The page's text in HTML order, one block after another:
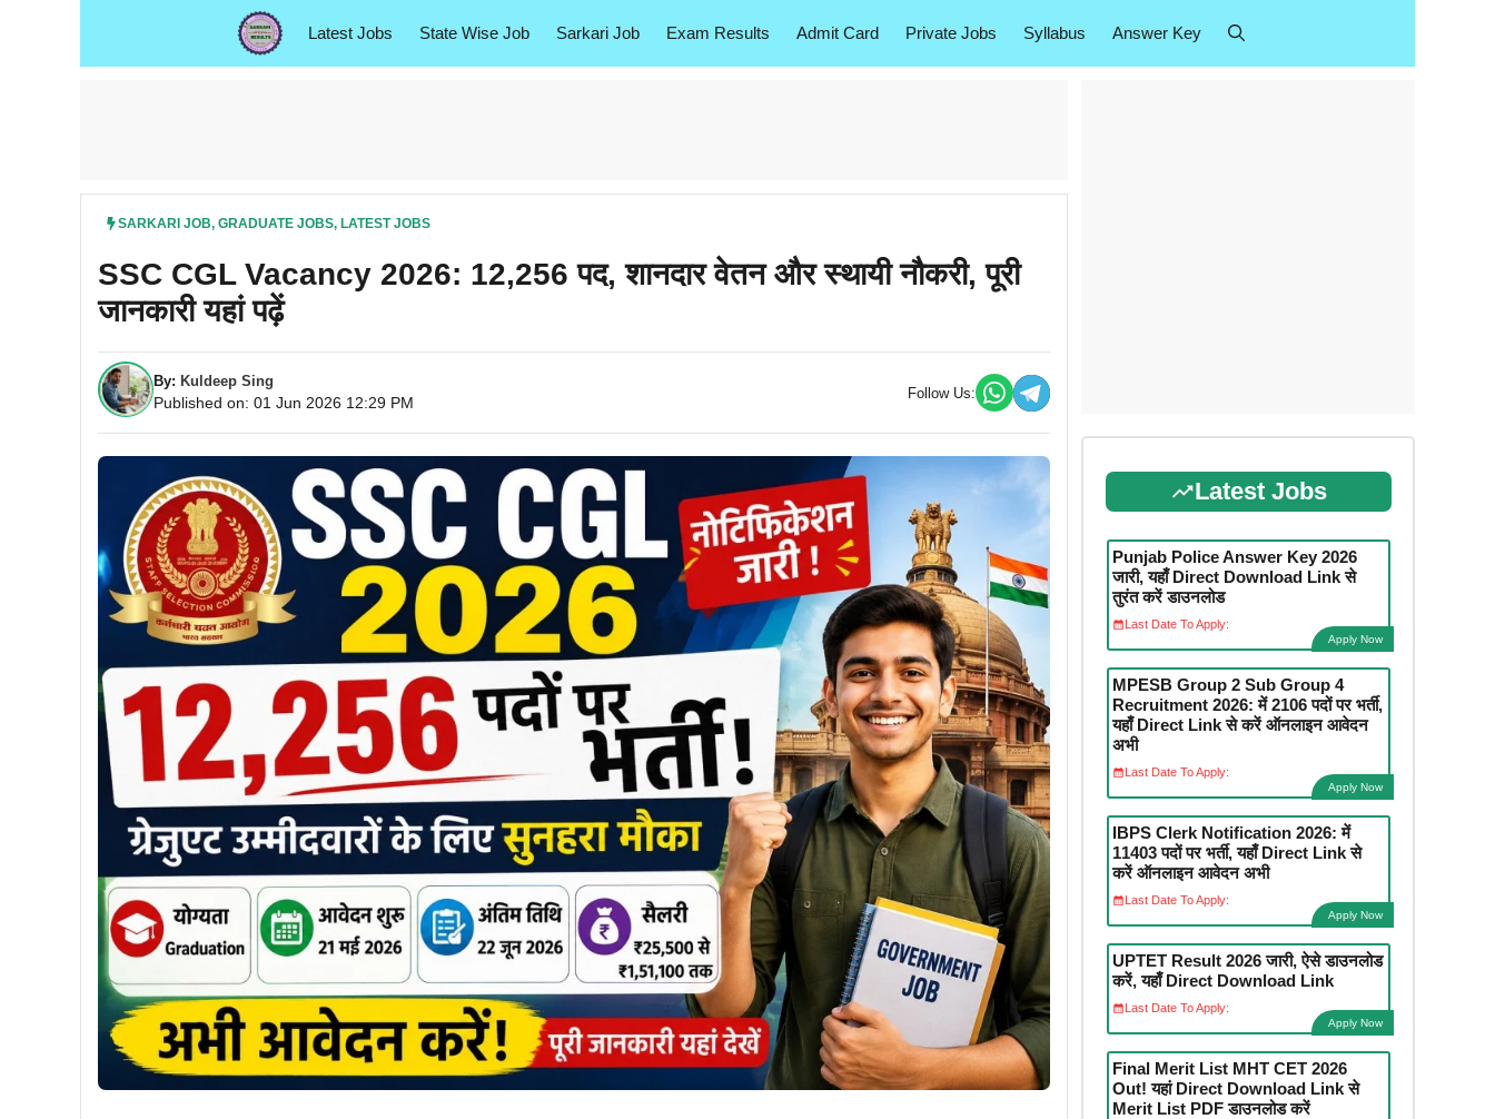
Latest Jobs State Wise Job Sarkari Job Exam Results Admit Card Private Jobs Syllabus Answer Key
SARKARI JOB, GRADUATE JOBS, LATEST JOBS
SSC CGL Vacancy 2026: 12,256 पद, शानदार वेतन और स्थायी नौकरी, पूरी
जानकारी यहां पढ़ें
By: Kuldeep Sing
Published on: 01 Jun 2026 12:29 PM
Follow Us:
Latest Jobs
Punjab Police Answer Key 2026
जारी, यहाँ Direct Download Link से
तुरंत करें डाउनलोड
Last Date To Apply:
Apply Now
MPESB Group 2 Sub Group 4
Recruitment 2026: में 2106 पदों पर भर्ती,
यहाँ Direct Link से करें ऑनलाइन आवेदन
अभी
Last Date To Apply:
Apply Now
IBPS Clerk Notification 2026: में
11403 पदों पर भर्ती, यहाँ Direct Link से
करें ऑनलाइन आवेदन अभी
Last Date To Apply:
Apply Now
UPTET Result 2026 जारी, ऐसे डाउनलोड
करें, यहाँ Direct Download Link
Last Date To Apply:
Apply Now
Final Merit List MHT CET 2026
Out! यहां Direct Download Link से
Merit List PDF डाउनलोड करें